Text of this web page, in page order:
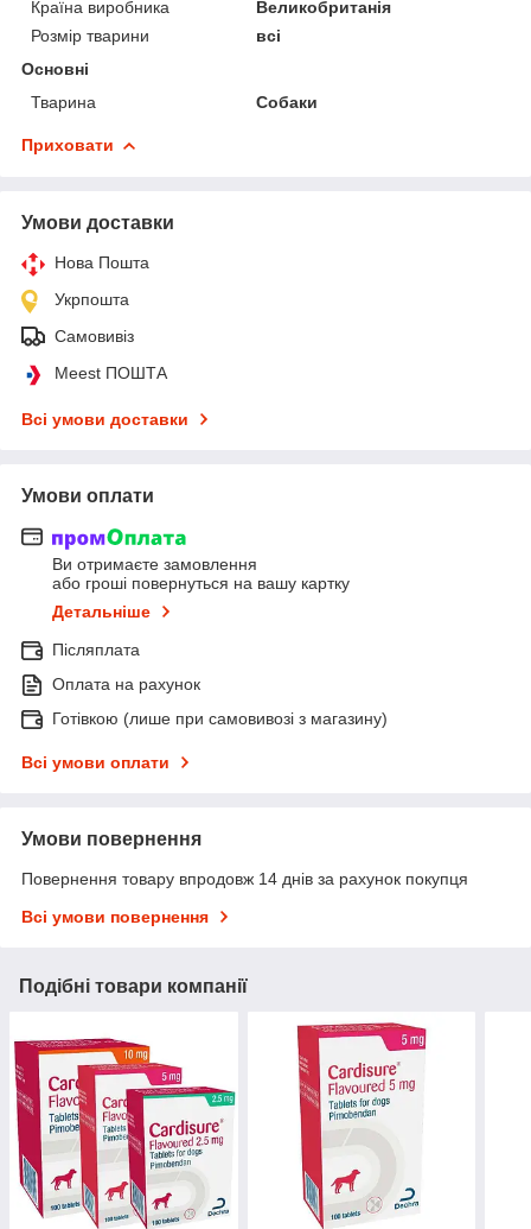
Країна виробника
Великобританія
Розмір тварини
всі
Основні
Тварина
Собаки
Приховати
Умови доставки
Нова Пошта
Укрпошта
Самовивіз
Meest ПОШТА
Всі умови доставки
Умови оплати
Ви отримаєте замовлення
або гроші повернуться на вашу картку
Детальніше
Післяплата
Оплата на рахунок
Готівкою (лише при самовивозі з магазину)
Всі умови оплати
Умови повернення
Повернення товару впродовж 14 днів за рахунок покупця
Всі умови повернення
Подібні товари компанії